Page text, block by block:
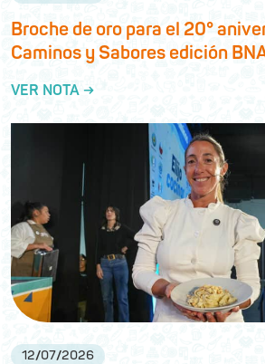
Broche de oro para el 20°
Caminos y Sabores edición
VER NOTA →
12/07/2026